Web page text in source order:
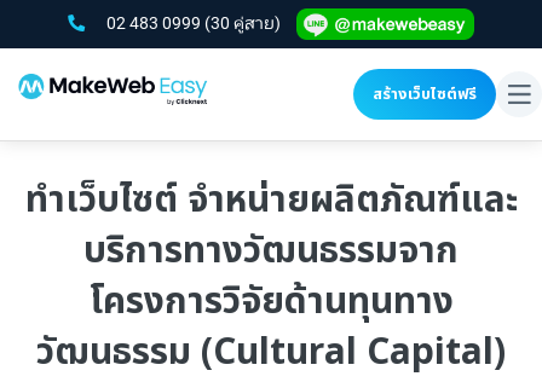
02 483 0999 (30 คู่สาย)
สร้างเว็บไซต์ฟรี
ทำเว็บไซต์ จำหน่ายผลิตภัณฑ์และ
บริการทางวัฒนธรรมจาก
โครงการวิจัยด้านทุนทาง
วัฒนธรรม (Cultural Capital)